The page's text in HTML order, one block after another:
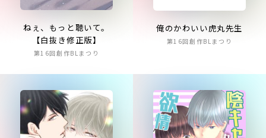
ねぇ、もっと聴いて。
【白抜き修正版】
第16回創作BLまつり
俺のかわいい虎丸先生
第16回創作BLまつり